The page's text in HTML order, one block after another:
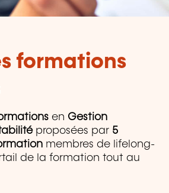
formations
en Gestion
proposées par 5
membres de lifelong-
de la formation tout au